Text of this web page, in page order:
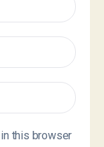
this browser